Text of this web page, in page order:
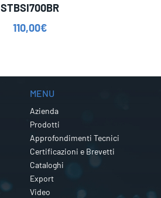
STBSI700BR
110,00€
MENU
Azienda
Prodotti
Approfondimenti Tecnici
Certificazioni e Brevetti
Cataloghi
Export
Video